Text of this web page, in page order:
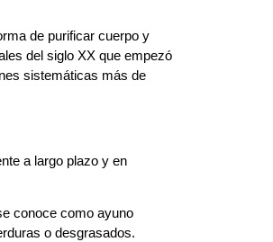
de purificar cuerpo y
del siglo XX que empezó
sistemáticas más de
a largo plazo y en
conoce como ayuno
o desgrasados.